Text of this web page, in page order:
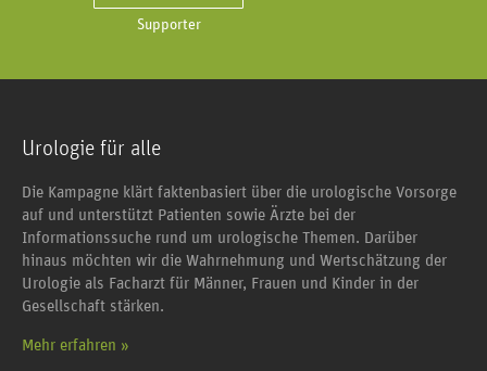
Supporter
Urologie für alle
Die Kampagne klärt faktenbasiert über die urologische Vorsorge
auf und unterstützt Patienten sowie Ärzte bei der
Informationssuche rund um urologische Themen. Darüber
hinaus möchten wir die Wahrnehmung und Wertschätzung der
Urologie als Facharzt für Männer, Frauen und Kinder in der
Gesellschaft stärken.
Mehr erfahren »